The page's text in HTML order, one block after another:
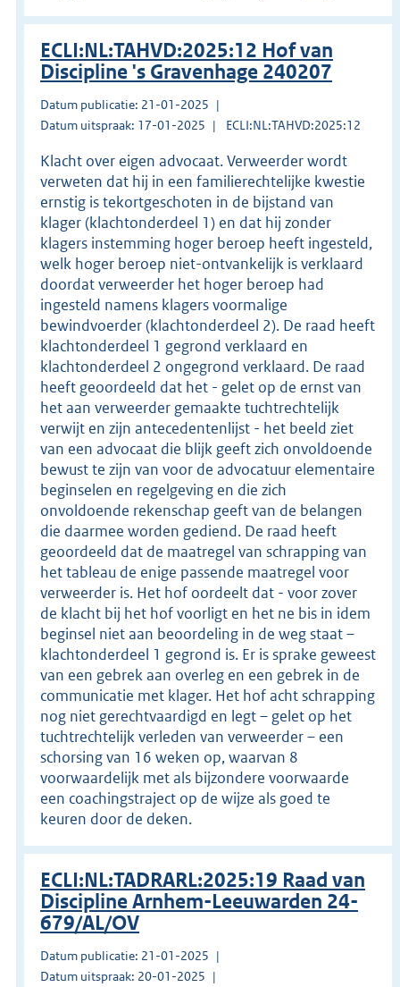
ECLI:NL:TAHVD:2025:12 Hof van
Discipline 's Gravenhage 240207
Datum publicatie: 21-01-2025
Datum uitspraak: 17-01-2025
ECLI:NL:TAHVD:2025:12
Klacht over eigen advocaat. Verweerder wordt
verweten dat hij in een familierechtelijke kwestie
ernstig is tekortgeschoten in de bijstand van
klager (klachtonderdeel 1) en dat hij zonder
klagers instemming hoger beroep heeft ingesteld,
welk hoger beroep niet-ontvankelijk is verklaard
doordat verweerder het hoger beroep had
ingesteld namens klagers voormalige
bewindvoerder (klachtonderdeel 2). De raad heeft
klachtonderdeel 1 gegrond verklaard en
klachtonderdeel 2 ongegrond verklaard. De raad
heeft geoordeeld dat het - gelet op de ernst van
het aan verweerder gemaakte tuchtrechtelijk
verwijt en zijn antecedentenlijst - het beeld ziet
van een advocaat die blijk geeft zich onvoldoende
bewust te zijn van voor de advocatuur elementaire
beginselen en regelgeving en die zich
onvoldoende rekenschap geeft van de belangen
die daarmee worden gediend. De raad heeft
geoordeeld dat de maatregel van schrapping van
het tableau de enige passende maatregel voor
verweerder is. Het hof oordeelt dat - voor zover
de klacht bij het hof voorligt en het ne bis in idem
beginsel niet aan beoordeling in de weg staat –
klachtonderdeel 1 gegrond is. Er is sprake geweest
van een gebrek aan overleg en een gebrek in de
communicatie met klager. Het hof acht schrapping
nog niet gerechtvaardigd en legt – gelet op het
tuchtrechtelijk verleden van verweerder – een
schorsing van 16 weken op, waarvan 8
voorwaardelijk met als bijzondere voorwaarde
een coachingstraject op de wijze als goed te
keuren door de deken.
ECLI:NL:TADRARL:2025:19 Raad van
Discipline Arnhem-Leeuwarden 24-
679/AL/OV
Datum publicatie: 21-01-2025
Datum uitspraak: 20-01-2025